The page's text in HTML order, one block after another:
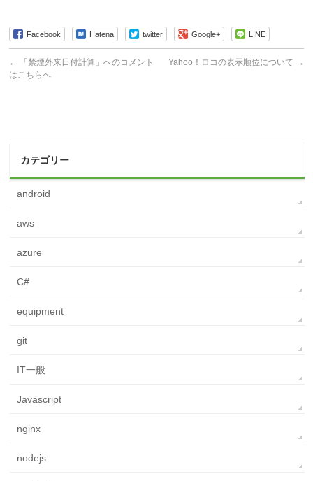
Facebook Hatena twitter Google+ LINE
←
「禁煙外来日付計算」へのコメント
はこちらへ
Yahoo！ロコの表示順位について →
カテゴリー
android
aws
azure
C#
equipment
git
IT一般
Javascript
nginx
nodejs